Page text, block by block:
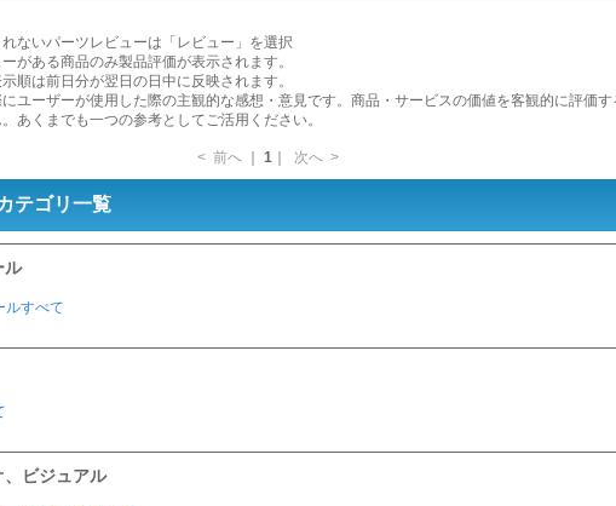
ないパーツレビューは「レビュー」を選択
がある商品のみ製品評価が表示されます。
順は前日分が翌日の日中に反映されます。
ユーザーが使用した際の主観的な感想・意見です。商品・サービスの価値を客観的に評価す
あくまでも一つの参考としてご活用ください。
< 前へ 1｜ 次へ >
テゴリ一覧
ル
ルすべて
、ビジュアル